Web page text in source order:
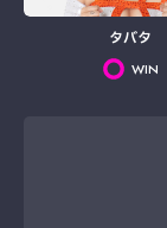
タバタ
WIN